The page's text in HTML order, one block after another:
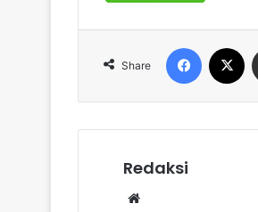
Share
Facebook
Redaksi